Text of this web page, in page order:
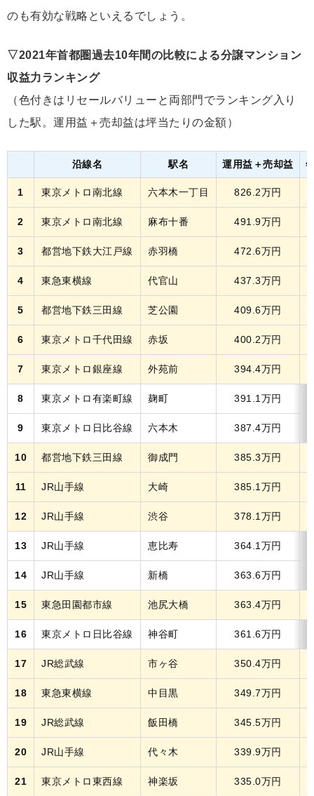
のも有効な戦略といえるでしょう。
▽2021年首都圏過去10年間の比較による分譲マンション
収益力ランキング
（色付きはリセールバリューと両部門でランキング入り
した駅。運用益＋売却益は坪当たりの金額）
沿線名 駅名 運用益＋売却益
1 東京メトロ南北線 六本木一丁目 826.2万円
2 東京メトロ南北線 麻布十番 491.9万円
3 都営地下鉄大江戸線 赤羽橋 472.6万円
4 東急東横線 代官山 437.3万円
5 都営地下鉄三田線 芝公園 409.6万円
6 東京メトロ千代田線 赤坂 400.2万円
7 東京メトロ銀座線 外苑前 394.4万円
8 東京メトロ有楽町線 麹町 391.1万円
9 東京メトロ日比谷線 六本木 387.4万円
10 都営地下鉄三田線 御成門 385.3万円
11 JR山手線 大崎 385.1万円
12 JR山手線 渋谷 378.1万円
13 JR山手線 恵比寿 364.1万円
14 JR山手線 新橋 363.6万円
15 東急田園都市線 池尻大橋 363.4万円
16 東京メトロ日比谷線 神谷町 361.6万円
17 JR総武線 市ヶ谷 350.4万円
18 東急東横線 中目黒 349.7万円
19 JR総武線 飯田橋 345.5万円
20 JR山手線 代々木 339.9万円
21 東京メトロ東西線 神楽坂 335.0万円